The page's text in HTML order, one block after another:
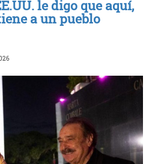
le digo que aquí,
a un pueblo